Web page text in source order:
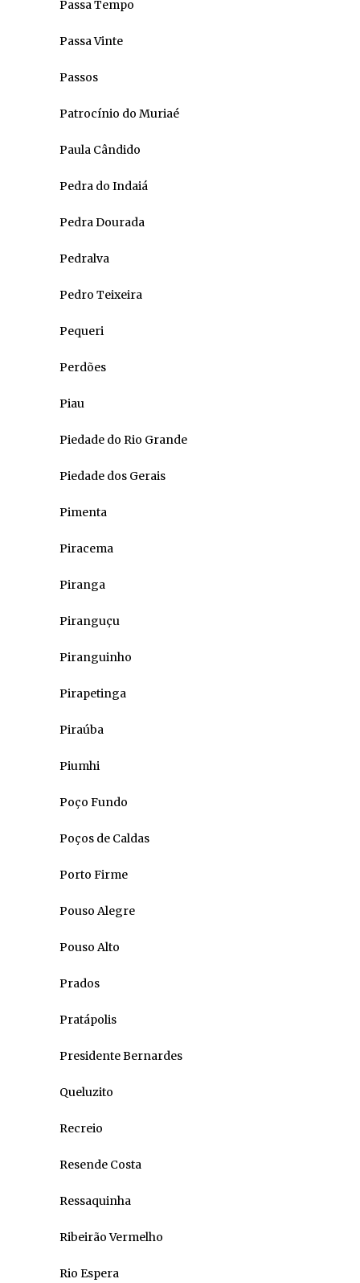
Passa Tempo
Passa Vinte
Passos
Patrocínio do Muriaé
Paula Cândido
Pedra do Indaiá
Pedra Dourada
Pedralva
Pedro Teixeira
Pequeri
Perdões
Piau
Piedade do Rio Grande
Piedade dos Gerais
Pimenta
Piracema
Piranga
Piranguçu
Piranguinho
Pirapetinga
Piraúba
Piumhi
Poço Fundo
Poços de Caldas
Porto Firme
Pouso Alegre
Pouso Alto
Prados
Pratápolis
Presidente Bernardes
Queluzito
Recreio
Resende Costa
Ressaquinha
Ribeirão Vermelho
Rio Espera